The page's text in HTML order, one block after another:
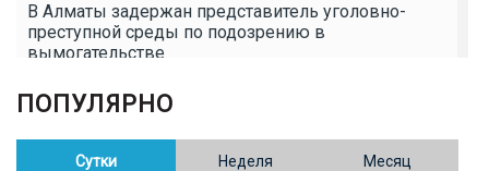
В Алматы задержан представитель уголовно-
преступной среды по подозрению в
вымогательстве
ОБЩЕСТВО
Полицейские пресекли незаконное выращивание
конопли в Таразе
ПОПУЛЯРНО
Сутки Неделя Месяц